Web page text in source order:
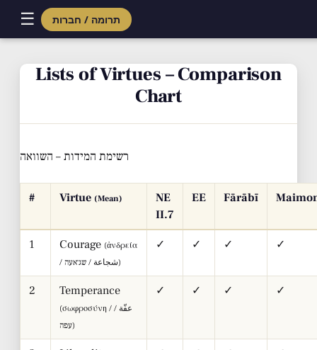
תרומה / חברות ☰
Lists of Virtues – Comparison
Chart
רשימת המידות – השוואה
# Virtue (Mean)
NE
II.7
EE Fārābī
1 Courage (ἀνδρεία
/ شجاعة / שג׳אעה)
✓ ✓ ✓ ✓
2 Temperance
(σωφροσύνη / عفّة /
עפה)
✓ ✓ ✓ ✓